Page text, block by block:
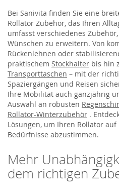
Bei Sanivita finden Sie eine
Rollator Zubehör, das Ihren
umfasst verschiedenes
Wünschen zu erweitern. Von
Rückenlehnen oder
praktischem Stockhalter bis hin
Transporttaschen – mit der
Spaziergängen und Reisen
Ihre Mobilität auch ganzjährig
Auswahl an robusten
Rollator-Winterzubehör .
Lösungen, um Ihren Rollator
Bedürfnisse abzustimmen.
Mehr
dem richtigen